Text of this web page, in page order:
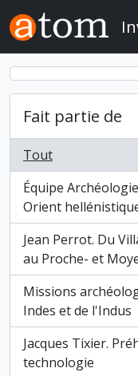
Skip to main content
Fait partie de
Tout
Équipe
Orient
, 459 résultats
Jean Perrot. Du
au Proche- et
, 397 résultats
Missions
Indes et de l'Indus
, 378 résultats
Jacques Tixier.
technologie
, 362 résultats